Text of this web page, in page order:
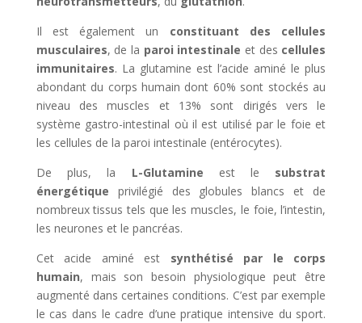
Il est également un constituant des cellules
musculaires, de la paroi intestinale et des cellules
immunitaires. La glutamine est l’acide aminé le plus
abondant du corps humain dont 60% sont stockés au
niveau des muscles et 13% sont dirigés vers le
système gastro-intestinal où il est utilisé par le foie et
les cellules de la paroi intestinale (entérocytes).
De plus, la L-Glutamine est le substrat
énergétique privilégié des globules blancs et de
nombreux tissus tels que les muscles, le foie, l’intestin,
les neurones et le pancréas.
Cet acide aminé est synthétisé par le corps
humain, mais son besoin physiologique peut être
augmenté dans certaines conditions. C’est par exemple
le cas dans le cadre d’une pratique intensive du sport.